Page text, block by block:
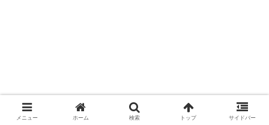
メニュー ホーム 検索 トップ サイドバー